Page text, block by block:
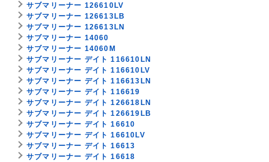
サブマリーナー 126610LV
サブマリーナー 126613LB
サブマリーナー 126613LN
サブマリーナー 14060
サブマリーナー 14060M
サブマリーナー デイト 116610LN
サブマリーナー デイト 116610LV
サブマリーナー デイト 116613LN
サブマリーナー デイト 116619
サブマリーナー デイト 126618LN
サブマリーナー デイト 126619LB
サブマリーナー デイト 16610
サブマリーナー デイト 16610LV
サブマリーナー デイト 16613
サブマリーナー デイト 16618